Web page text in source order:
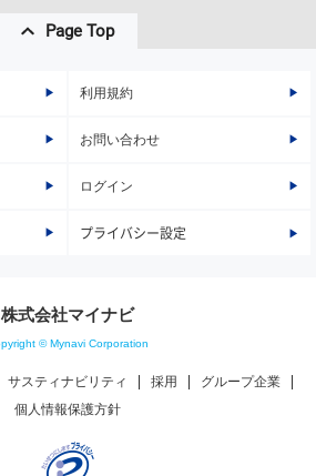
Page Top
利用規約
お問い合わせ
ログイン
プライバシー設定
株式会社マイナビ
© Mynavi Corporation
サスティナビリティ 採用
グループ企業
個人情報保護方針